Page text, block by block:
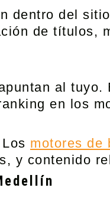
dentro del
de títulos,
al tuyo.
en los
motores de
y contenido